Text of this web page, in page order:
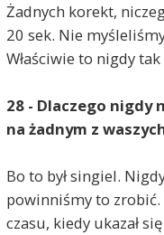
Żadnych korekt,
20 sek. Nie
Właściwie to nigdy
28 - Dlaczego nigdy
na żadnym z
Bo to był singiel.
powinniśmy to zrobić.
czasu, kiedy ukazał